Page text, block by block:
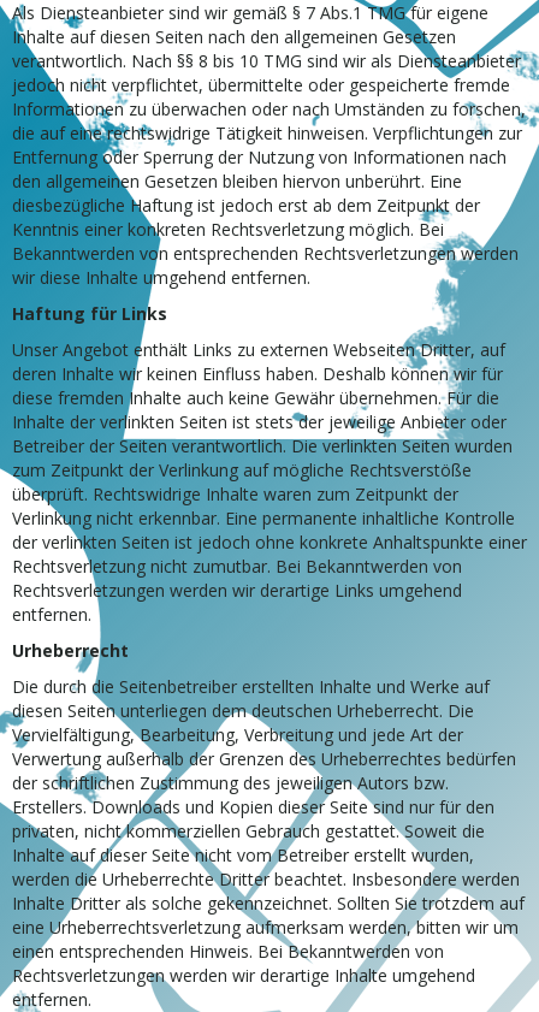
Als Diensteanbieter sind wir gemäß § 7 Abs.1 TMG für eigene
Inhalte auf diesen Seiten nach den allgemeinen Gesetzen
verantwortlich. Nach §§ 8 bis 10 TMG sind wir als Diensteanbieter
jedoch nicht verpflichtet, übermittelte oder gespeicherte fremde
Informationen zu überwachen oder nach Umständen zu forschen,
die auf eine rechtswidrige Tätigkeit hinweisen. Verpflichtungen zur
Entfernung oder Sperrung der Nutzung von Informationen nach
den allgemeinen Gesetzen bleiben hiervon unberührt. Eine
diesbezügliche Haftung ist jedoch erst ab dem Zeitpunkt der
Kenntnis einer konkreten Rechtsverletzung möglich. Bei
Bekanntwerden von entsprechenden Rechtsverletzungen werden
wir diese Inhalte umgehend entfernen.
Haftung für Links
Unser Angebot enthält Links zu externen Webseiten Dritter, auf
deren Inhalte wir keinen Einfluss haben. Deshalb können wir für
diese fremden Inhalte auch keine Gewähr übernehmen. Für die
Inhalte der verlinkten Seiten ist stets der jeweilige Anbieter oder
Betreiber der Seiten verantwortlich. Die verlinkten Seiten wurden
zum Zeitpunkt der Verlinkung auf mögliche Rechtsverstöße
überprüft. Rechtswidrige Inhalte waren zum Zeitpunkt der
Verlinkung nicht erkennbar. Eine permanente inhaltliche Kontrolle
der verlinkten Seiten ist jedoch ohne konkrete Anhaltspunkte einer
Rechtsverletzung nicht zumutbar. Bei Bekanntwerden von
Rechtsverletzungen werden wir derartige Links umgehend
entfernen.
Urheberrecht
Die durch die Seitenbetreiber erstellten Inhalte und Werke auf
diesen Seiten unterliegen dem deutschen Urheberrecht. Die
Vervielfältigung, Bearbeitung, Verbreitung und jede Art der
Verwertung außerhalb der Grenzen des Urheberrechtes bedürfen
der schriftlichen Zustimmung des jeweiligen Autors bzw.
Erstellers. Downloads und Kopien dieser Seite sind nur für den
privaten, nicht kommerziellen Gebrauch gestattet. Soweit die
Inhalte auf dieser Seite nicht vom Betreiber erstellt wurden,
werden die Urheberrechte Dritter beachtet. Insbesondere werden
Inhalte Dritter als solche gekennzeichnet. Sollten Sie trotzdem auf
eine Urheberrechtsverletzung aufmerksam werden, bitten wir um
einen entsprechenden Hinweis. Bei Bekanntwerden von
Rechtsverletzungen werden wir derartige Inhalte umgehend
entfernen.